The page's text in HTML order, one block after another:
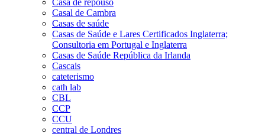
Casal de Cambra
Casas de saúde
Casas de Saúde e Lares Certificados Inglaterra;
Consultoria em Portugal e Inglaterra
Casas de Saúde República da Irlanda
Cascais
cateterismo
cath lab
CBL
CCP
CCU
central de Londres